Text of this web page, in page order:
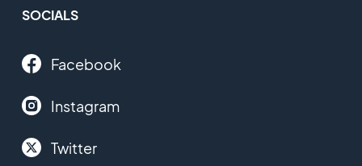
SOCIALS
Facebook
Instagram
Twitter